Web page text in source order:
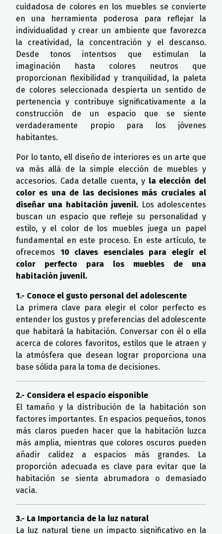
cuidadosa de colores en los muebles se convierte
en una herramienta poderosa para reflejar la
individualidad y crear un ambiente que favorezca
la creatividad, la concentración y el descanso.
Desde tonos intentsos que estimulan la
imaginación hasta colores neutros que
proporcionan flexibilidad y tranquilidad, la paleta
de colores seleccionada despierta un sentido de
pertenencia y contribuye significativamente a la
construcción de un espacio que se siente
verdaderamente propio para los jóvenes
habitantes.
Por lo tanto, ell diseño de interiores es un arte que
va más allá de la simple elección de muebles y
accesorios. Cada detalle cuenta, y la elección del
color es una de las decisiones más cruciales al
diseñar una habitación juvenil. Los adolescentes
buscan un espacio que refleje su personalidad y
estilo, y el color de los muebles juega un papel
fundamental en este proceso. En este artículo, te
ofrecemos 10 claves esenciales para elegir el
color perfecto para los muebles de una
habitación juvenil.
1.- Conoce el gusto personal del adolescente
La primera clave para elegir el color perfecto es
entender los gustos y preferencias del adolescente
que habitará la habitación. Conversar con él o ella
acerca de colores favoritos, estilos que le atraen y
la atmósfera que desean lograr proporciona una
base sólida para la toma de decisiones.
2.- Considera el espacio eisponible
El tamaño y la distribución de la habitación son
factores importantes. En espacios pequeños, tonos
más claros pueden hacer que la habitación luzca
más amplia, mientras que colores oscuros pueden
añadir calidez a espacios más grandes. La
proporción adecuada es clave para evitar que la
habitación se sienta abrumadora o demasiado
vacía.
3.- La Importancia de la luz natural
La luz natural tiene un impacto significativo en la